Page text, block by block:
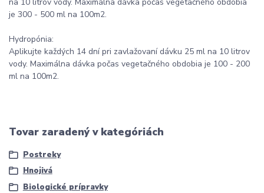
je 300 - 500 ml na 100m2.
Hydropónia:
Aplikujte každých 14 dní pri zavlažovaní dávku 25 ml na 10 litrov
vody. Maximálna dávka počas vegetačného obdobia je 100 - 200
ml na 100m2.
Tovar zaradený v kategóriách
Postreky
Hnojivá
Biologické prípravky